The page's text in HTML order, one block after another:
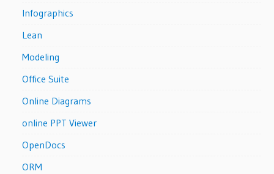
Infographics
Lean
Modeling
Office Suite
Online Diagrams
online PPT Viewer
OpenDocs
ORM